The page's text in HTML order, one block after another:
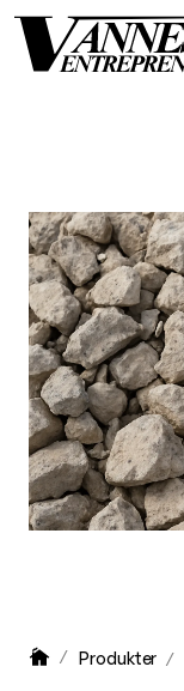
Produkter